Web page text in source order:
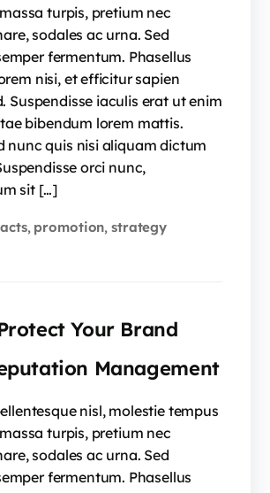
turpis, pretium nec
sodales ac urna. Sed
fermentum. Phasellus
nisi, et efficitur sapien
Suspendisse iaculis erat ut enim
bibendum lorem mattis.
nunc quis nisi aliquam dictum
orci nunc,
sit […]
, promotion,strategy
Your Brand
Management
nisl, molestie tempus
turpis, pretium nec
sodales ac urna. Sed
fermentum. Phasellus